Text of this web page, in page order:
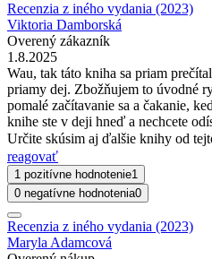
Recenzia z iného vydania (2023)
Viktoria Damborská
Overený zákazník
1.8.2025
Wau, tak táto kniha sa priam
priamy dej. Zbožňujem to úvodné
pomalé začítavanie sa a čakanie,
knihe ste v deji hneď a nechcete
Určite skúsim aj ďalšie knihy od
reagovať
1 pozitívne hodnotenie1
0 negatívne hodnotenia0
Recenzia z iného vydania (2023)
Maryla Adamcová